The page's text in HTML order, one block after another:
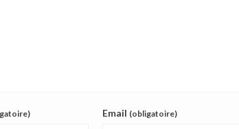
Email (obligatoire)